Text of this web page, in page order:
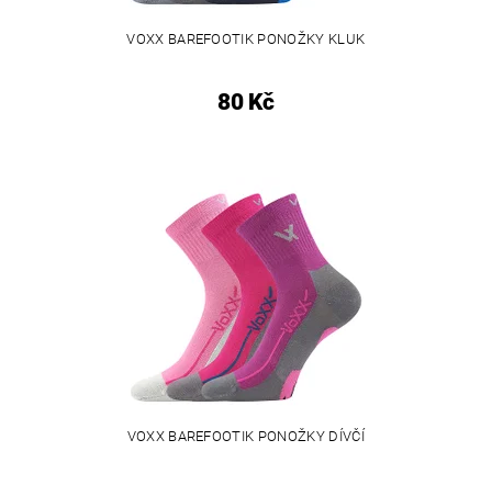
VOXX BAREFOOTIK PONOŽKY KLUK
80 Kč
VOXX BAREFOOTIK PONOŽKY DÍVČÍ